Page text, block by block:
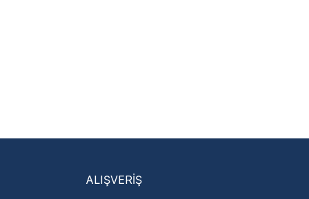
ALIŞVERİŞ